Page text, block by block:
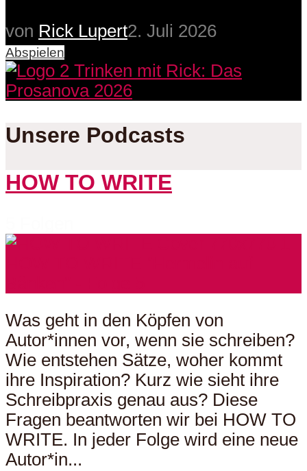
von Rick Lupert2. Juli 2026
Abspielen
Unsere Podcasts
HOW TO WRITE
Was geht in den Köpfen von
Autor*innen vor, wenn sie schreiben?
Wie entstehen Sätze, woher kommt
ihre Inspiration? Kurz wie sieht ihre
Schreibpraxis genau aus? Diese
Fragen beantworten wir bei HOW TO
WRITE. In jeder Folge wird eine neue
Autor*in...